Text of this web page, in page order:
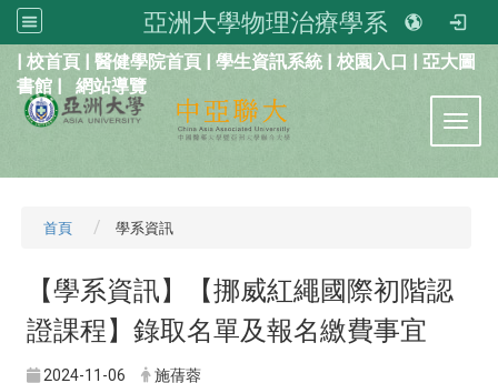
亞洲大學物理治療學系
| 校首頁 | 醫健學院首頁 | 學生資訊系統 | 校園入口 | 亞大圖
書館 | 網站導覽
首頁 學系資訊
【學系資訊】【挪威紅繩國際初階認
證課程】錄取名單及報名繳費事宜
2024-11-06 施蒨蓉